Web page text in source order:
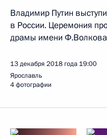
Владимир Путин
в России. Церемония
драмы имени
13 декабря 2018 года 19:00
Ярославль
4 фотографии